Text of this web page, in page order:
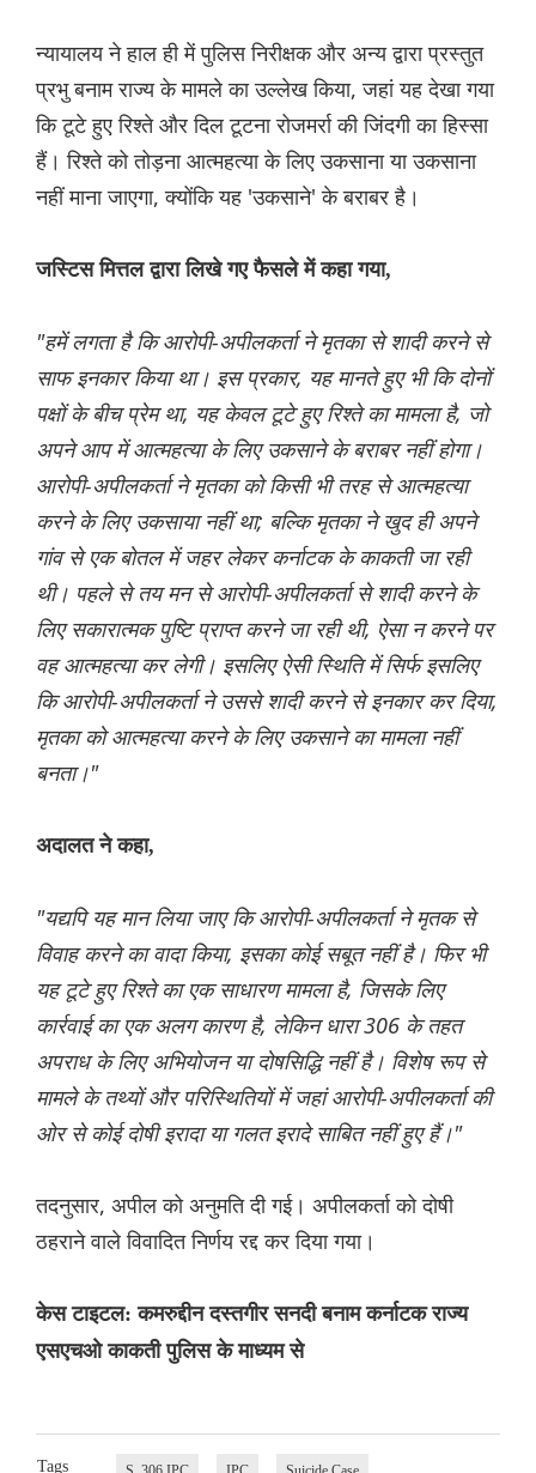
न्यायालय ने हाल ही में पुलिस निरीक्षक और अन्य द्वारा प्रस्तुत
प्रभु बनाम राज्य के मामले का उल्लेख किया, जहां यह देखा गया
कि टूटे हुए रिश्ते और दिल टूटना रोजमर्रा की जिंदगी का हिस्सा
हैं। रिश्ते को तोड़ना आत्महत्या के लिए उकसाना या उकसाना
नहीं माना जाएगा, क्योंकि यह 'उकसाने' के बराबर है।
जस्टिस मित्तल द्वारा लिखे गए फैसले में कहा गया,
"हमें लगता है कि आरोपी-अपीलकर्ता ने मृतका से शादी करने से
साफ इनकार किया था। इस प्रकार, यह मानते हुए भी कि दोनों
पक्षों के बीच प्रेम था, यह केवल टूटे हुए रिश्ते का मामला है, जो
अपने आप में आत्महत्या के लिए उकसाने के बराबर नहीं होगा।
आरोपी-अपीलकर्ता ने मृतका को किसी भी तरह से आत्महत्या
करने के लिए उकसाया नहीं था; बल्कि मृतका ने खुद ही अपने
गांव से एक बोतल में जहर लेकर कर्नाटक के काकती जा रही
थी। पहले से तय मन से आरोपी-अपीलकर्ता से शादी करने के
लिए सकारात्मक पुष्टि प्राप्त करने जा रही थी, ऐसा न करने पर
वह आत्महत्या कर लेगी। इसलिए ऐसी स्थिति में सिर्फ इसलिए
कि आरोपी-अपीलकर्ता ने उससे शादी करने से इनकार कर दिया,
मृतका को आत्महत्या करने के लिए उकसाने का मामला नहीं
बनता।"
अदालत ने कहा,
"यद्यपि यह मान लिया जाए कि आरोपी-अपीलकर्ता ने मृतक से
विवाह करने का वादा किया, इसका कोई सबूत नहीं है। फिर भी
यह टूटे हुए रिश्ते का एक साधारण मामला है, जिसके लिए
कार्रवाई का एक अलग कारण है, लेकिन धारा 306 के तहत
अपराध के लिए अभियोजन या दोषसिद्धि नहीं है। विशेष रूप से
मामले के तथ्यों और परिस्थितियों में जहां आरोपी-अपीलकर्ता की
ओर से कोई दोषी इरादा या गलत इरादे साबित नहीं हुए हैं।"
तदनुसार, अपील को अनुमति दी गई। अपीलकर्ता को दोषी
ठहराने वाले विवादित निर्णय रद्द कर दिया गया।
केस टाइटल: कमरुद्दीन दस्तगीर सनदी बनाम कर्नाटक राज्य
एसएचओ काकती पुलिस के माध्यम से
Tags